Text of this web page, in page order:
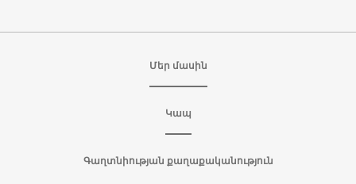
Մեր մասին
Կապ
Գաղտնիության քաղաքականություն